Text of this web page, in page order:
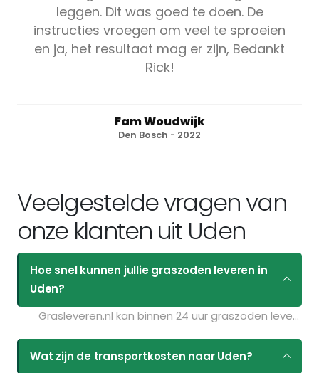
leggen. Dit was goed te doen. De
instructies vroegen om veel te sproeien
en ja, het resultaat mag er zijn, Bedankt
Rick!
Fam Woudwijk
Den Bosch - 2022
Veelgestelde vragen van
onze klanten uit Uden
Hoe snel kunnen jullie graszoden leveren in
Uden?
Grasleveren.nl kan binnen 24 uur graszoden leveren in Uden. Als u bijvoorbeeld graszoden op maandag bestelt voor 11:30 kunt u ze de volgende dag geleverd krijgen. Kijk voor de actuele leverdagen op de pagina
Wat zijn de transportkosten naar Uden?